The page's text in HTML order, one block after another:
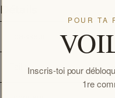
Détails
Taille
POUR TA
Inscris-toi pour
1re